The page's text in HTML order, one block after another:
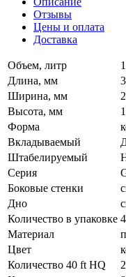
Отзывы
Цены и оплата
Доставка
Объем, литр
Длина, мм
Ширина, мм
Высота, мм
Форма
Вкладываемый
Штабелируемый
Серия
Боковые стенки
Дно
Количество в упаковке 4
Материал
Цвет
Количество 40 ft HQ